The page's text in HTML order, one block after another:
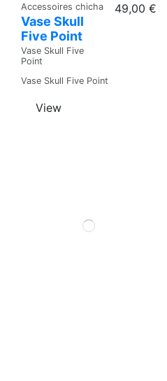
Accessoires chicha
Vase Skull
Five Point
Vase Skull Five
Point
49,00 €
Vase Skull Five Point
View